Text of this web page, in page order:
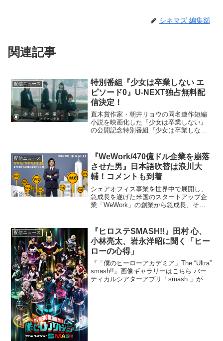
シネマズ 編集部
関連記事
配信ニュース
特別番組『少女は卒業しない エ
ピソード0』U-NEXT独占無料配
信決定！
直木賞作家・朝井リョウの同名連作短編
小説を映画化した『少女は卒業しない』
の公開記念特別番組『少女は卒業しない
は、廃校が決まり、校舎の取り壊しを目
前に控えたとある地...
配信ニュース
『WeWork/470億ドル企業を崩落
させた男』⽇本語吹替は浪川⼤
輔！コメントも到着
シェアオフィス事業を世界中で展開し、
急成⻑を遂げた⽶国のスタートアップ企
業「WeWork」の創業から急成⻑、そし
タリー映画『WeWork / 470億ドル企業を
崩落さ...
配信ニュース
『ヒロステSMASH!!』田村 心、
小林亮太、岩永洋昭に聞く「ヒー
ローの心得」
『「僕のヒーローアカデミア」The “Ultra”
smash!!』画像ギャラリーはこちら バー
ティカルシアターアプリ「smash.」が、